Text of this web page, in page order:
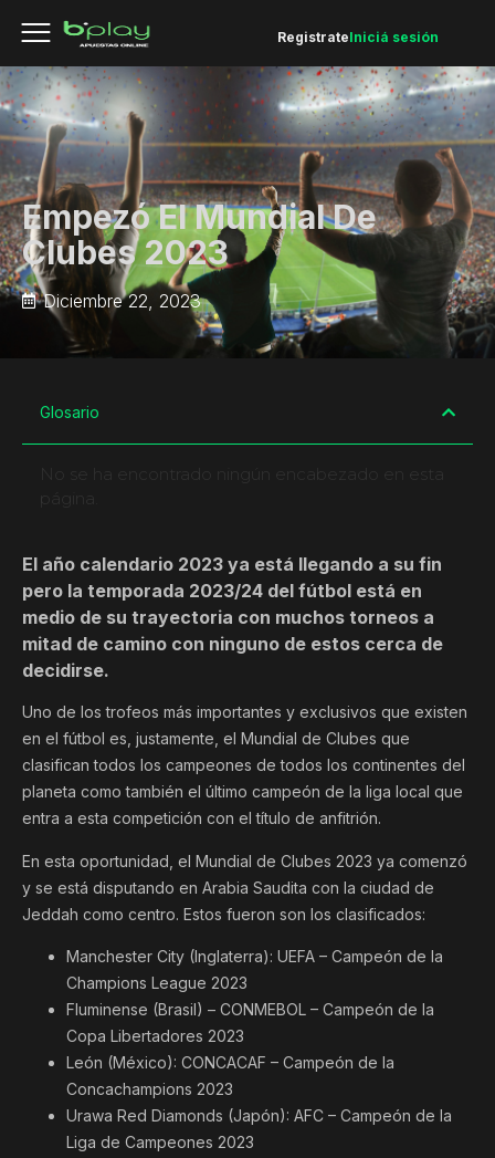
RegistrateIniciá sesión
Empezó El Mundial De
Clubes 2023
Diciembre 22, 2023
Glosario
No se ha encontrado ningún encabezado en esta
página.
El año calendario 2023 ya está llegando a su fin
pero la temporada 2023/24 del fútbol está en
medio de su trayectoria con muchos torneos a
mitad de camino con ninguno de estos cerca de
decidirse.
Uno de los trofeos más importantes y exclusivos que existen
en el fútbol es, justamente, el Mundial de Clubes que
clasifican todos los campeones de todos los continentes del
planeta como también el último campeón de la liga local que
entra a esta competición con el título de anfitrión.
En esta oportunidad, el Mundial de Clubes 2023 ya comenzó
y se está disputando en Arabia Saudita con la ciudad de
Jeddah como centro. Estos fueron son los clasificados:
Manchester City (Inglaterra): UEFA – Campeón de la
Champions League 2023
Fluminense (Brasil) – CONMEBOL – Campeón de la
Copa Libertadores 2023
León (México): CONCACAF – Campeón de la
Concachampions 2023
Urawa Red Diamonds (Japón): AFC – Campeón de la
Liga de Campeones 2023